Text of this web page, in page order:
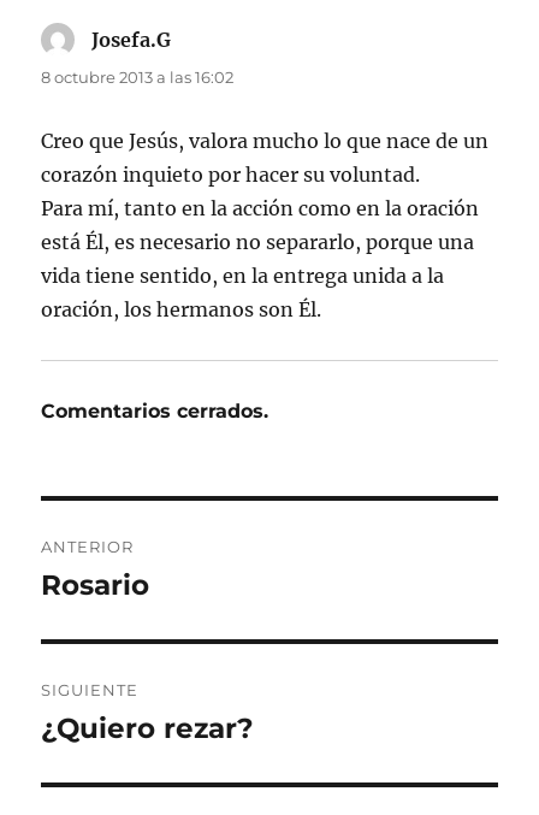
Josefa.G
8 octubre 2013 a las 16:02
Creo que Jesús, valora mucho lo que nace de un
corazón inquieto por hacer su voluntad.
Para mí, tanto en la acción como en la oración
está Él, es necesario no separarlo, porque una
vida tiene sentido, en la entrega unida a la
oración, los hermanos son Él.
Comentarios cerrados.
de
ANTERIOR
Entrada
Rosario
SIGUIENTE
Entrada
¿Quiero rezar?